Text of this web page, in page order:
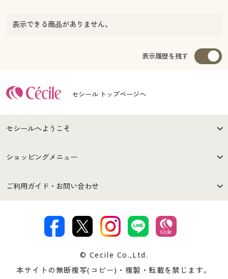
表示できる商品がありません。
表示履歴を残す
セシール トップページへ
セシールへようこそ
はじめての方へ
セシールご利用規約
著作権・商標について 会社案内
ショッピングメニュー
商品カテゴリ
プレゼント＆キャンペーン サイトマップ
ご利用ガイド・お問い合わせ
交換・返品は お支払は
ついて
忘れの場合
© Cecile Co.,Ltd.
本サイトの無断複写(コピー)・複製・転載を禁じます。